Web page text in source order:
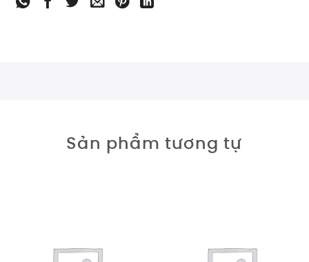
Sản phẩm tương tự